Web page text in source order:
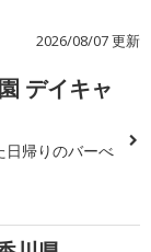
2026/08/07 更新
デイキャ
日帰りのバーべ